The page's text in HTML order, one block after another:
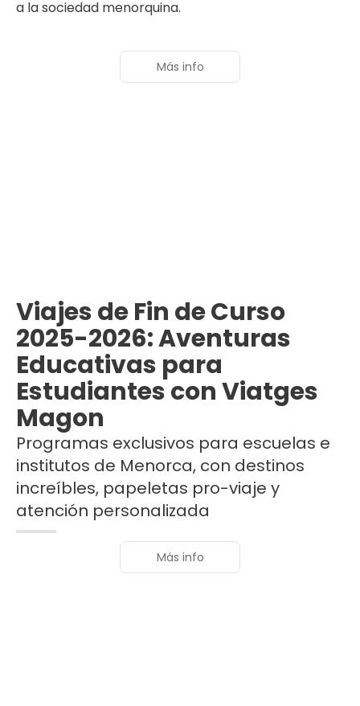
a la sociedad menorquina.
Más info
Viajes de Fin de Curso
2025-2026: Aventuras
Educativas para
Estudiantes con Viatges
Magon
Programas exclusivos para escuelas e
institutos de Menorca, con destinos
increíbles, papeletas pro-viaje y
atención personalizada
Más info